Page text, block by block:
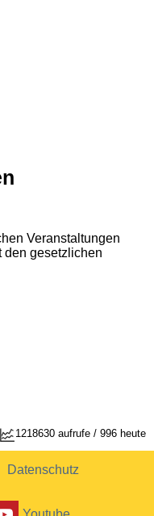
Veranstaltungen
den gesetzlichen
1218630 aufrufe / 996 heute
Datenschutz